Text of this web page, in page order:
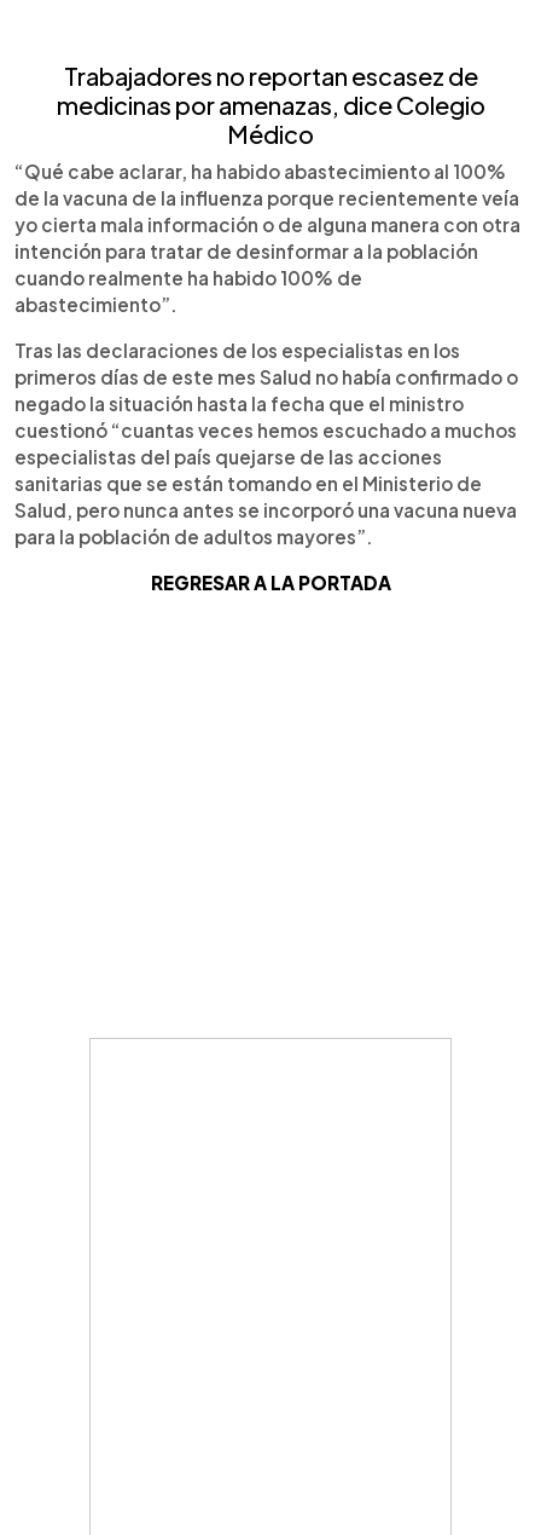
Trabajadores no reportan escasez de
medicinas por amenazas, dice Colegio
Médico
“Qué cabe aclarar, ha habido abastecimiento al 100%
de la vacuna de la influenza porque recientemente veía
yo cierta mala información o de alguna manera con otra
intención para tratar de desinformar a la población
cuando realmente ha habido 100% de
abastecimiento”.
Tras las declaraciones de los especialistas en los
primeros días de este mes Salud no había confirmado o
negado la situación hasta la fecha que el ministro
cuestionó “cuantas veces hemos escuchado a muchos
especialistas del país quejarse de las acciones
sanitarias que se están tomando en el Ministerio de
Salud, pero nunca antes se incorporó una vacuna nueva
para la población de adultos mayores”.
REGRESAR A LA PORTADA